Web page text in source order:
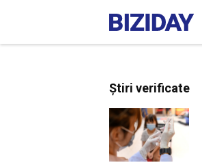
Știri verificate